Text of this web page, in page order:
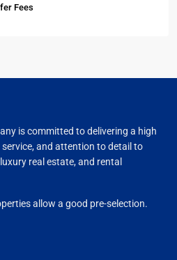
Fees
is committed to delivering a high
service, and attention to detail to
real estate, and rental
allow a good pre-selection.